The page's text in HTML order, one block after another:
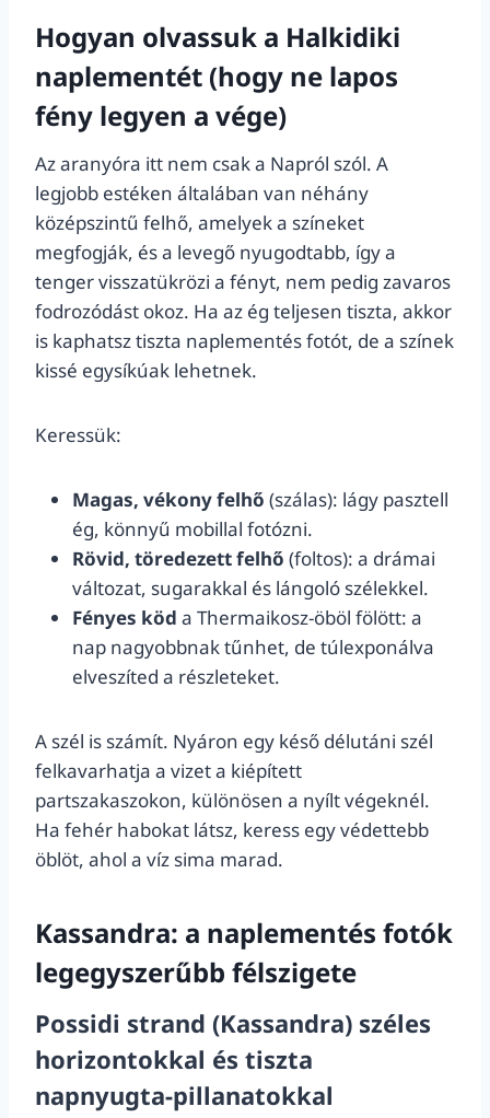
Hogyan olvassuk a Halkidiki
naplementét (hogy ne lapos
fény legyen a vége)
Az aranyóra itt nem csak a Napról szól. A
legjobb estéken általában van néhány
középszintű felhő, amelyek a színeket
megfogják, és a levegő nyugodtabb, így a
tenger visszatükrözi a fényt, nem pedig zavaros
fodrozódást okoz. Ha az ég teljesen tiszta, akkor
is kaphatsz tiszta naplementés fotót, de a színek
kissé egysíkúak lehetnek.
Keressük:
Magas, vékony felhő (szálas): lágy pasztell
ég, könnyű mobillal fotózni.
Rövid, töredezett felhő (foltos): a drámai
változat, sugarakkal és lángoló szélekkel.
Fényes köd a Thermaikosz-öböl fölött: a
nap nagyobbnak tűnhet, de túlexponálva
elveszíted a részleteket.
A szél is számít. Nyáron egy késő délutáni szél
felkavarhatja a vizet a kiépített
partszakaszokon, különösen a nyílt végeknél.
Ha fehér habokat látsz, keress egy védettebb
öblöt, ahol a víz sima marad.
Kassandra: a naplementés fotók
legegyszerűbb félszigete
Possidi strand (Kassandra) széles
horizontokkal és tiszta
napnyugta-pillanatokkal